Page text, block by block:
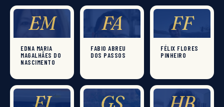
EM
EDNA MARIA
MAGALHÃES DO
NASCIMENTO
FA
FABIO ABREU
DOS PASSOS
FF
FÉLIX FLORES
PINHEIRO